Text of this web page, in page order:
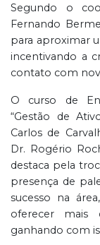
Segundo o
Fernando
para aproximar
incentivando a
contato com
O curso de
“Gestão de
Carlos de
Dr. Rogério
destaca pela
presença de
sucesso na
oferecer mais
ganhando com